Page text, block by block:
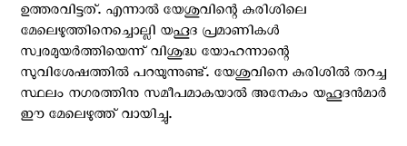
ഉത്തരവിട്ടത്. എന്നാല്‍ യേശുവിന്റെ കുരിശിലെ
മേലെഴുത്തിനെച്ചൊല്ലി യഹൂദ പ്രമാണികള്‍
സ്വരമുയര്‍ത്തിയെന്ന് വിശുദ്ധ യോഹന്നാന്റെ
സുവിശേഷത്തില്‍ പറയുന്നുണ്ട്. യേശുവിനെ കുരിശില്‍ തറച്ച
സ്ഥലം നഗരത്തിനു സമീപമാകയാല്‍ അനേകം യഹൂദന്‍മാര്‍
ഈ മേലെഴുത്ത് വായിച്ചു.